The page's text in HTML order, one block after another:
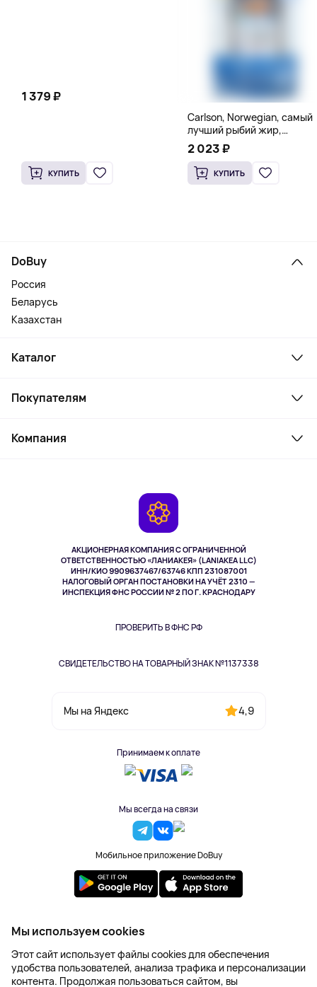
1 379 ₽
КУПИТЬ
Carlson, Norwegian, самый
лучший рыбий жир,
натуральный лимон, 15
пакетиков (5 мл) каждый
2 023 ₽
КУПИТЬ
АКЦИОНЕРНАЯ КОМПАНИЯ С ОГРАНИЧЕННОЙ
ОТВЕТСТВЕННОСТЬЮ «ЛАНИАКЕЯ» (LANIAKEA LLC)
ИНН/КИО 9909637467/63746 КПП 231087001
НАЛОГОВЫЙ ОРГАН ПОСТАНОВКИ НА УЧЁТ 2310 —
ИНСПЕКЦИЯ ФНС РОССИИ № 2 ПО Г. КРАСНОДАРУ
ПРОВЕРИТЬ В ФНС РФ
СВИДЕТЕЛЬСТВО НА ТОВАРНЫЙ ЗНАК №1137338
Мы на Яндекс 4,9
Принимаем к оплате
Мы всегда на связи
Мобильное приложение DoBuy
DoBuy
Россия
Беларусь
Казахстан
Каталог
Ноутбуки, мониторы, VR
Косметика и уход
Здоровье питомцев
Одежда и аксессуары
Покупателям
Как заказать
Компания
2023-2026 © DoBuy. Все права защищены
Правила обработки персональных данных
Пользовательское соглашение
Оферта
Создание сайта – NetLab
Мы используем cookies
Этот сайт использует файлы cookies для обеспечения
удобства пользователей, анализа трафика и персонализации
контента. Продолжая пользоваться сайтом, вы